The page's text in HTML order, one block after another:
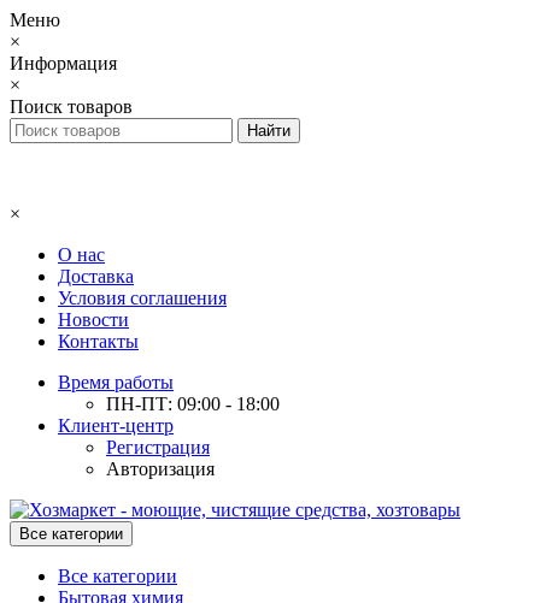
Меню
×
Информация
×
Поиск товаров
×
О нас
Доставка
Условия соглашения
Новости
Контакты
Время работы
ПН-ПТ: 09:00 - 18:00
Клиент-центр
Регистрация
Авторизация
Все категории
Все категории
Бытовая химия